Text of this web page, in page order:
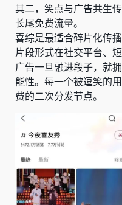
其二，笑点与广告共生
长尾免费流量。
喜综是最适合碎片化传
片段形式在社交平台、
广告一旦融进段子，就
能性。每一个被逗笑的
费的二次分发节点。